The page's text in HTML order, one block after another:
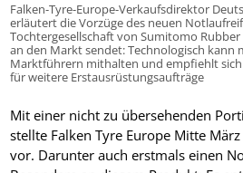
Falken-Tyre-Europe-Verkaufsdirektor
erläutert die Vorzüge des neuen
Tochtergesellschaft von Sumitomo
an den Markt sendet: Technologisch kann
Marktführern mithalten und empfiehlt
für weitere Erstausrüstungsaufträge
Mit einer nicht zu übersehenden
stellte Falken Tyre Europe Mitte
vor. Darunter auch erstmals einen